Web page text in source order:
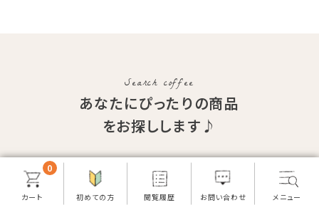
Search coffee
あなたにぴったりの商品
をお探しします♪
ギフト&
商品
こだわりの
0